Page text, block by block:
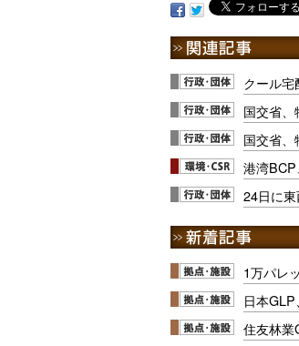
クール
国交省
国交省
港湾
24日に
1万パレ
日本
住友林業